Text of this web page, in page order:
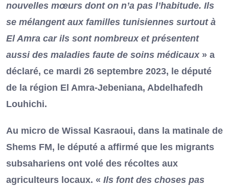
nouvelles mœurs dont on n’a pas l’habitude. Ils
se mélangent aux familles tunisiennes surtout à
El Amra car ils sont nombreux et présentent
aussi des maladies faute de soins médicaux» a
déclaré, ce mardi 26 septembre 2023, le député
de la région El Amra-Jebeniana, Abdelhafedh
Louhichi.
Au micro de Wissal Kasraoui, dans la matinale de
Shems FM, le député a affirmé que les migrants
subsahariens ont volé des récoltes aux
agriculteurs locaux. « Ils font des choses pas